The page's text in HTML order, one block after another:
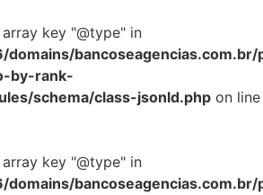
key "@type" in
by-rank-
schema/class-jsonld.php on line
key "@type" in